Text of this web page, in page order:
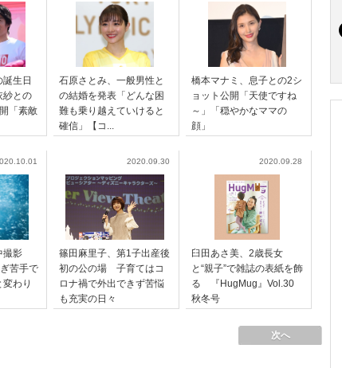
生日
紗との
「素敵
石原さとみ、一般男性と
の結婚を発表「どんな困
難も乗り越えていけると
確信」【コ...
橋本マナミ、息子との2シ
ョット公開「天使ですね
～」「穏やかなママの
顔」
撮影
苦手で
わり
2020.09.30
篠田麻里子、第1子出産後
初の公の場 子育てはコ
ロナ禍で外出できず苦悩
も充実の日々
2020.09.28
臼田あさ美、2歳長女
と“親子”で雑誌の表紙を飾
る 『HugMug』Vol.30
秋冬号
次へ